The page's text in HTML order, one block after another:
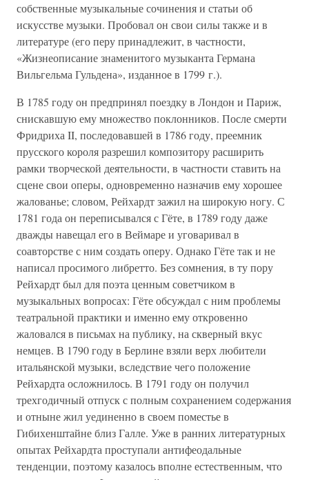
собственные музыкальные сочинения и статьи об
искусстве музыки. Пробовал он свои силы также и в
литературе (его перу принадлежит, в частности,
«Жизнеописание знаменитого музыканта Германа
Вильгельма Гульдена», изданное в 1799 г.).
В 1785 году он предпринял поездку в Лондон и Париж,
снискавшую ему множество поклонников. После смерти
Фридриха II, последовавшей в 1786 году, преемник
прусского короля разрешил композитору расширить
рамки творческой деятельности, в частности ставить на
сцене свои оперы, одновременно назначив ему хорошее
жалованье; словом, Рейхардт зажил на широкую ногу. С
1781 года он переписывался с Гёте, в 1789 году даже
дважды навещал его в Веймаре и уговаривал в
соавторстве с ним создать оперу. Однако Гёте так и не
написал просимого либретто. Без сомнения, в ту пору
Рейхардт был для поэта ценным советчиком в
музыкальных вопросах: Гёте обсуждал с ним проблемы
театральной практики и именно ему откровенно
жаловался в письмах на публику, на скверный вкус
немцев. В 1790 году в Берлине взяли верх любители
итальянской музыки, вследствие чего положение
Рейхардта осложнилось. В 1791 году он получил
трехгодичный отпуск с полным сохранением содержания
и отныне жил уединенно в своем поместье в
Гибихенштайне близ Галле. Уже в ранних литературных
опытах Рейхардта проступали антифеодальные
тенденции, поэтому казалось вполне естественным, что